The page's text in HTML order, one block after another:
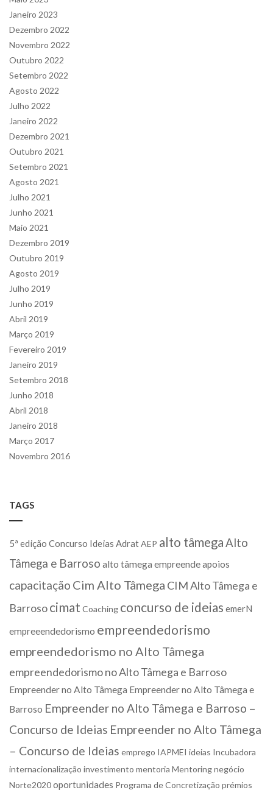
Janeiro 2023
Dezembro 2022
Novembro 2022
Outubro 2022
Setembro 2022
Agosto 2022
Julho 2022
Janeiro 2022
Dezembro 2021
Outubro 2021
Setembro 2021
Agosto 2021
Julho 2021
Junho 2021
Maio 2021
Dezembro 2019
Outubro 2019
Agosto 2019
Julho 2019
Junho 2019
Abril 2019
Março 2019
Fevereiro 2019
Janeiro 2019
Setembro 2018
Junho 2018
Abril 2018
Janeiro 2018
Março 2017
Novembro 2016
TAGS
5ª edição Concurso Ideias AdratAEP alto tâmegaAlto
Tâmega e Barroso alto tâmega empreendeapoios
capacitação Cim Alto Tâmega CIM Alto Tâmega e
Barrosocimat Coaching concurso de ideias emerN
empreeendedorismo empreendedorismo
empreendedorismo no Alto Tâmega
empreendedorismo no Alto Tâmega e Barroso
Empreender no Alto Tâmega Empreender no Alto Tâmega e
Barroso Empreender no Alto Tâmega e Barroso –
Concurso de Ideias Empreender no Alto Tâmega
– Concurso de Ideias emprego IAPMEI ideias Incubadora
internacionalização investimento mentoria Mentoringnegócio
Norte2020oportunidades Programa de Concretização prémios